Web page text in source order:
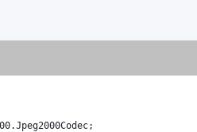
.Jpeg2000Codec;